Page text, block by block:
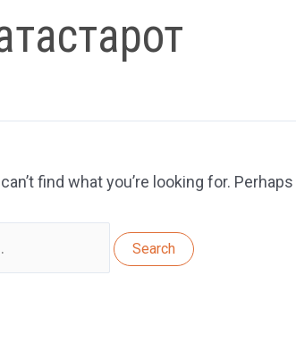
find what you’re looking for.